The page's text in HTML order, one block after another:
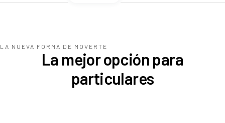
LA NUEVA FORMA DE MOVERTE
La mejor opción para
particulares